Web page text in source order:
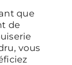
que
de
vous